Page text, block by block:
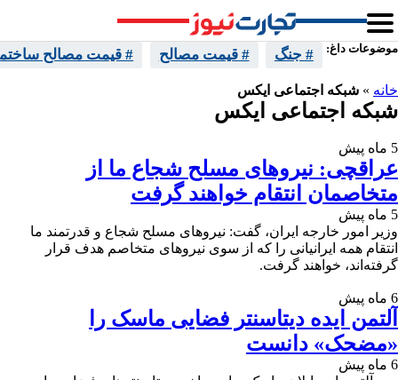
موضوعات داغ: # جنگ # قیمت مصالح # قیمت مصالح
خانه » شبکه اجتماعی ایکس
شبکه اجتماعی ایکس
5 ماه پیش
عراقچی: نیروهای مسلح شجاع ما از
متخاصمان انتقام خواهند گرفت
5 ماه پیش
وزیر امور خارجه ایران، گفت: نیروهای مسلح شجاع و قدرتمند ما
انتقام همه ایرانیانی را که از سوی نیروهای متخاصم هدف قرار
گرفته‌اند، خواهند گرفت.
6 ماه پیش
آلتمن ایده دیتاسنتر فضایی ماسک را
«مضحک» دانست
6 ماه پیش